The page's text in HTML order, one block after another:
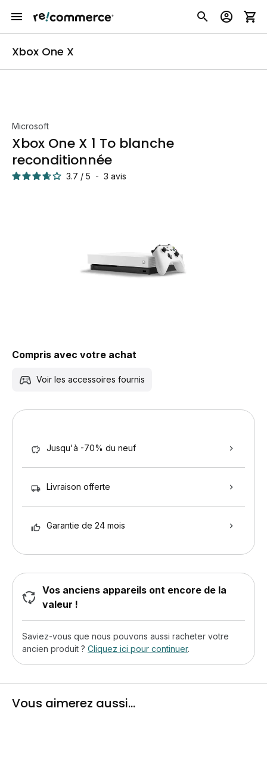
Xbox One X
Microsoft
Xbox One X 1 To blanche
reconditionnée
3.7 / 5 - 3 avis
Compris avec votre achat
Voir les accessoires fournis
Jusqu'à -70% du neuf
Livraison offerte
Garantie de 24 mois
Vos anciens appareils ont encore de la
valeur !
Saviez-vous que nous pouvons aussi racheter votre
ancien produit ? Cliquez ici pour continuer.
Vous aimerez aussi...